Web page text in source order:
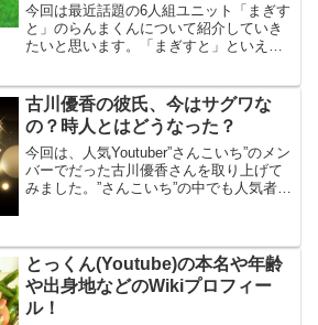
今回は最近話題の6人組ユニット「まぎす
と」のらんまくんについて紹介していき
たいと思います。「まぎすと」といえば
的ユニットです。その中でも今回はメン
バーのらんまくんについて詳しく調べて
みましたので、らんまくんが気になる
方、または「まぎすと」に興味がある方
は最後まで読んでいただけると嬉しいで
す！
古川優香の彼氏、今はサグワな
の？時人とはどうなった？
今回は、人気Youtuber”さんこいち”のメン
バーでだった古川優香さんを取り上げて
みました。”さんこいち”の中でも人気者だ
方や...
とっくん(Youtube)の本名や年齢
や出身地などのWikiプロフィー
ル！